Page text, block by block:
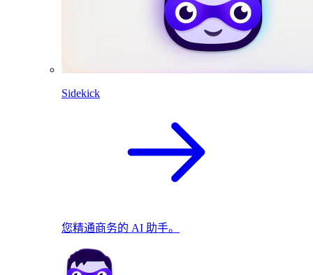
Sidekick
您精通商务的 AI 助手。